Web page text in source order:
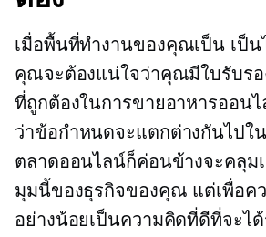
เมื่อพื้นที่ทำงานของคุณเป็น เป็
คุณจะต้องแน่ใจว่าคุณมีใบรับร
ที่ถูกต้องในการขายอาหารออน
ว่าข้อกำหนดจะแตกต่างกันไปใ
ตลาดออนไลน์ก็ค่อนข้างจะคลุม
มุมนี้ของธุรกิจของคุณ แต่เพื่อค
อย่างน้อยเป็นความคิดที่ดีที่จะไ